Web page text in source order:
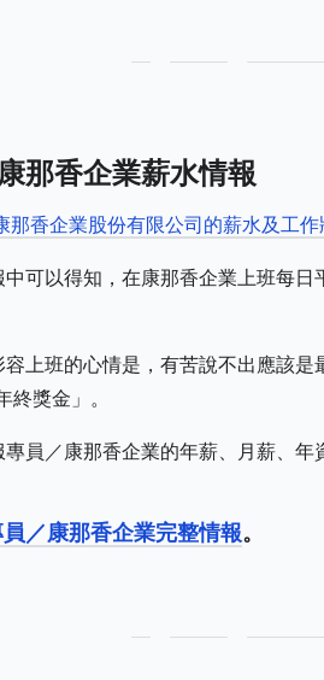
那香企業薪水情報
那香企業股份有限公司的薪水及工作
可以得知，在康那香企業上班每
上班的心情是，有苦說不出應該
獎金」。
員／康那香企業的年薪、月薪、
／康那香企業完整情報。